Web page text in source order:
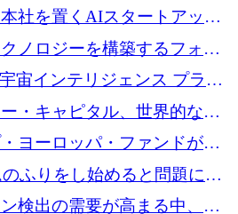
ーロと 2026 年上半期の主要
社を置くAIスタートアップ
ドンオフィスを開設
ノロジーを構築するフォト
アップに対応する
宇宙インテリジェンス プラッ
に 1,560 万ユーロを投資
・キャピタル、世界的なス
リーズAからBまで支援する
ドルのファンドIVを閉鎖
ヨーロッパ・ファンドが初
の10億ユーロのラウンド
ふりをし始めると問題にな
検出の需要が高まる中、